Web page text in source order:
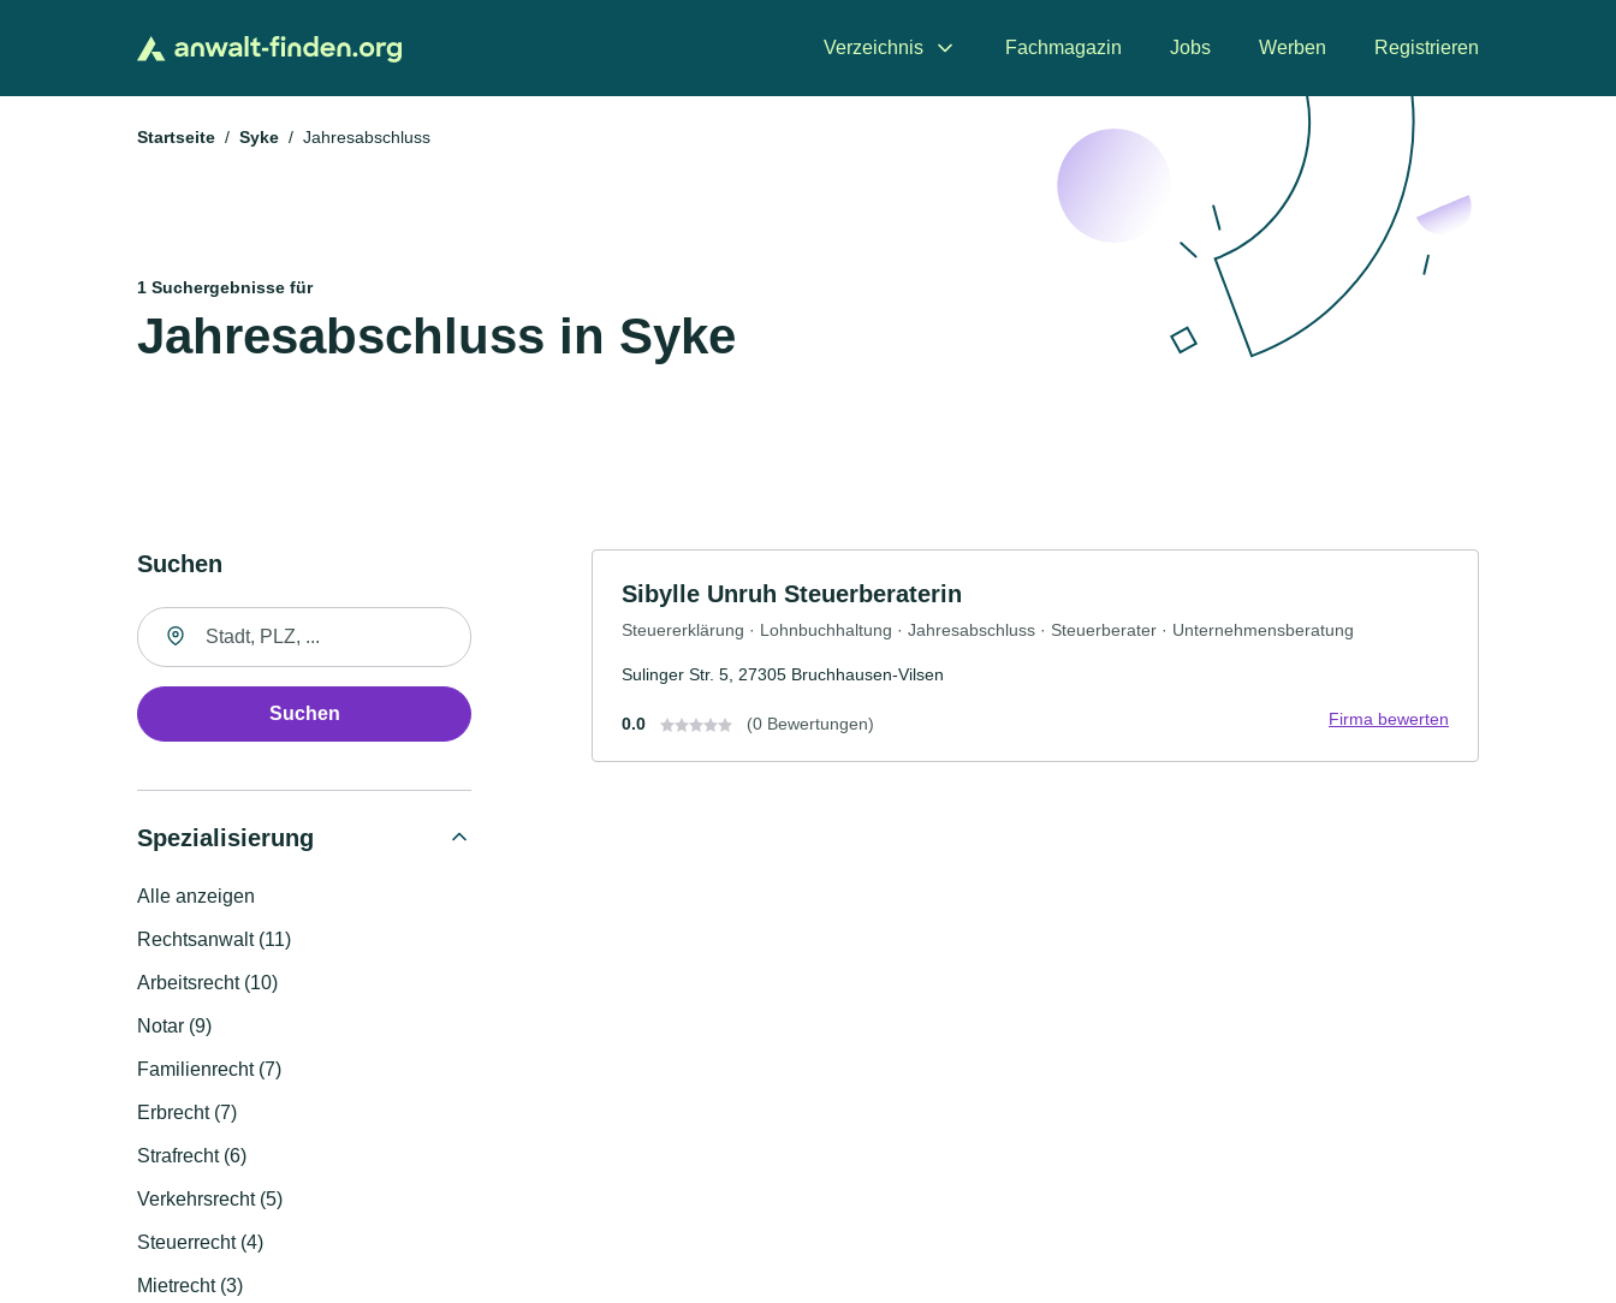
Verzeichnis Fachmagazin Jobs Werben Registrieren
Startseite Syke Jahresabschluss
1 Suchergebnisse für
Jahresabschluss in Syke
Suchen
Suche nach Ort
Suchen
Spezialisierung
Alle anzeigen
Rechtsanwalt (11)
Arbeitsrecht (10)
Notar (9)
Familienrecht (7)
Erbrecht (7)
Strafrecht (6)
Verkehrsrecht (5)
Steuerrecht (4)
Mietrecht (3)
Sibylle Unruh Steuerberaterin
Steuererklärung · Lohnbuchhaltung · Jahresabschluss · Steuerberater · Unternehmensberatung
Sulinger Str. 5, 27305 Bruchhausen-Vilsen
0.0 (0 Bewertungen) Firma bewerten